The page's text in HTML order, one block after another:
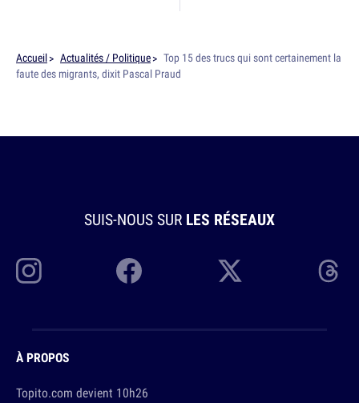
Accueil Actualités / Politique
Top 15 des trucs qui sont certainement la
faute des migrants, dixit Pascal Praud
SUIS-NOUS SUR LES RÉSEAUX
À PROPOS
Topito.com devient 10h26